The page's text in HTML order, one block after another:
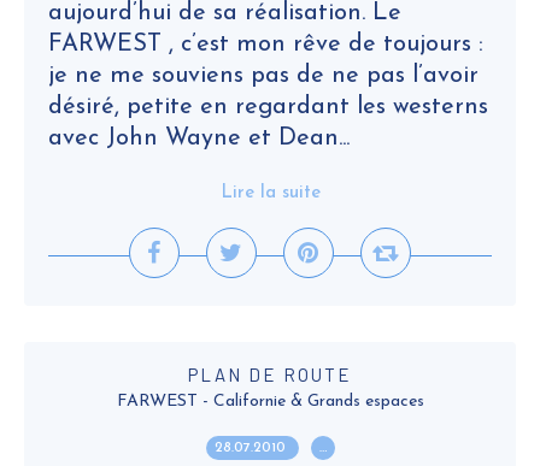
aujourd’hui de sa réalisation. Le
FARWEST , c’est mon rêve de toujours :
je ne me souviens pas de ne pas l’avoir
désiré, petite en regardant les westerns
avec John Wayne et Dean...
Lire la suite
PLAN DE ROUTE
FARWEST - Californie & Grands espaces
28.07.2010 …